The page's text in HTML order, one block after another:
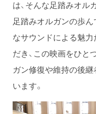
は、そんな足踏みオル
足踏みオルガンの歩ん
なサウンドによる魅
だき、この映画をひと
ガン修復や維持の後
います。